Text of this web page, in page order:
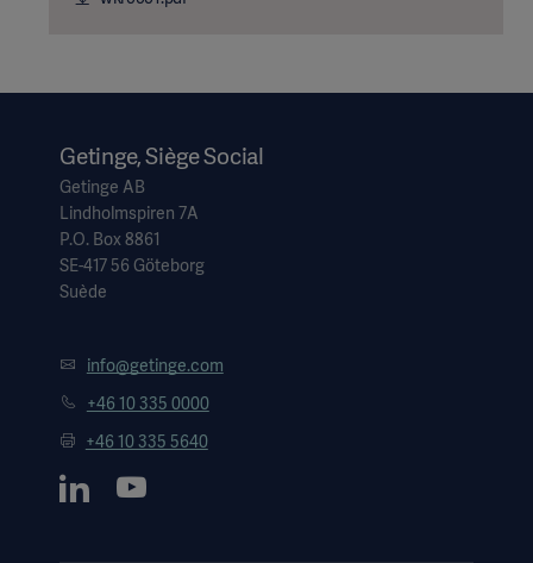
Getinge, Siège Social
Getinge AB
Lindholmspiren 7A
P.O. Box 8861
SE-417 56 Göteborg
Suède
info@getinge.com
+46 10 335 0000
+46 10 335 5640